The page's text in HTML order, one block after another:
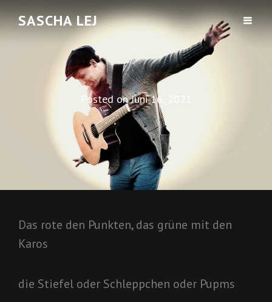
SASCHA LEJ
Posted onJuni 16, 2021
Das rote den Punkten, das grüne mit den
Karos
die Stiefel oder Schleppchen oder Pupms